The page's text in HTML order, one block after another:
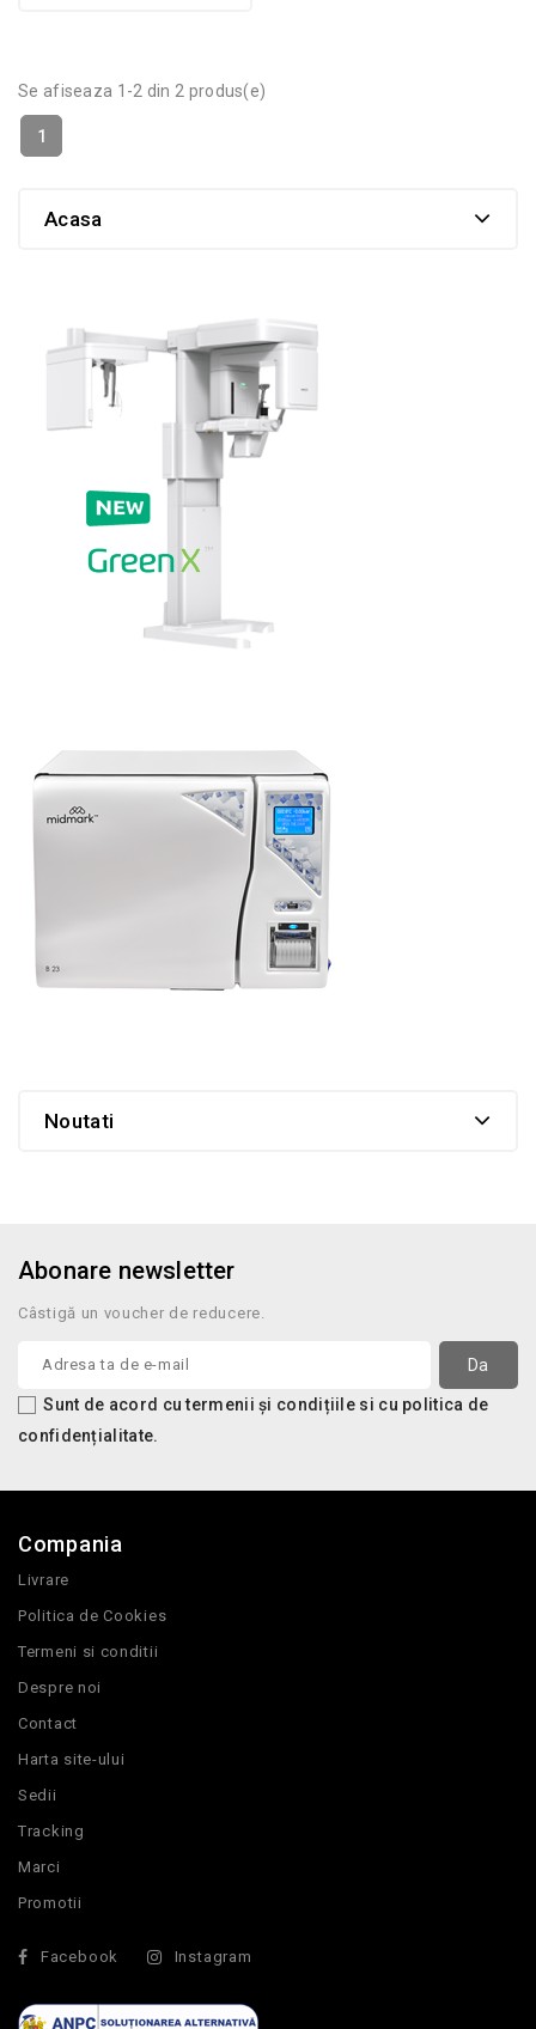
Se afiseaza 1-2 din 2 produs(e)
1
Acasa
Noutati
Abonare newsletter
Câstigă un voucher de reducere.
Sunt de acord cu termenii și condițiile si cu politica de
confidențialitate.
Compania
Livrare
Politica de Cookies
Termeni si conditii
Despre noi
Contact
Harta site-ului
Sedii
Tracking
Marci
Promotii
Facebook Instagram